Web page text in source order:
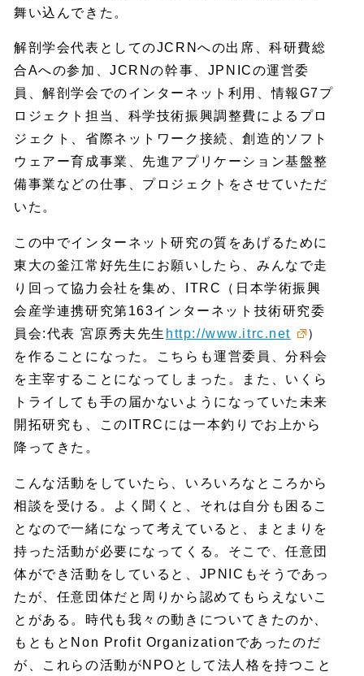
舞い込んできた。
解剖学会代表としてのJCRNへの出席、科研費総
合Aへの参加、JCRNの幹事、JPNICの運営委
員、解剖学会でのインターネット利用、情報G7プ
ロジェクト担当、科学技術振興調整費によるプロ
ジェクト、省際ネットワーク接続、創造的ソフト
ウェアー育成事業、先進アプリケーション基盤整
備事業などの仕事、プロジェクトをさせていただ
いた。
この中でインターネット研究の質をあげるために
東大の釜江常好先生にお願いしたら、みんなで走
り回って協力会社を集め、ITRC（日本学術振興
会産学連携研究第163インターネット技術研究委
員会:代表 宮原秀夫先生 http://www.itrc.net
）
を作ることになった。こちらも運営委員、分科会
を主宰することになってしまった。また、いくら
トライしても手の届かないようになっていた未来
開拓研究も、このITRCには一本釣りでお上から
降ってきた。
こんな活動をしていたら、いろいろなところから
相談を受ける。よく聞くと、それは自分も困るこ
となので一緒になって考えていると、まとまりを
持った活動が必要になってくる。そこで、任意団
体ができ活動をしていると、JPNICもそうであっ
たが、任意団体だと周りから認めてもらえないこ
とがある。時代も我々の動きについてきたのか、
もともとNon Profit Organizationであったのだ
が、これらの活動がNPOとして法人格を持つこと